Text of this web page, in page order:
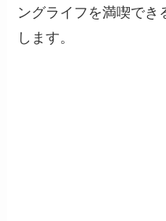
ングライフを満喫でき
します。